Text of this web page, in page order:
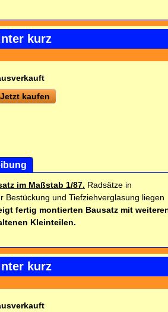
kurz
Jetzt kaufen
im Maßstab 1/87. Radsätze in
Bestückung und Tiefziehverglasung liegen
fertig montierten Bausatz mit
Kleinteilen.
kurz